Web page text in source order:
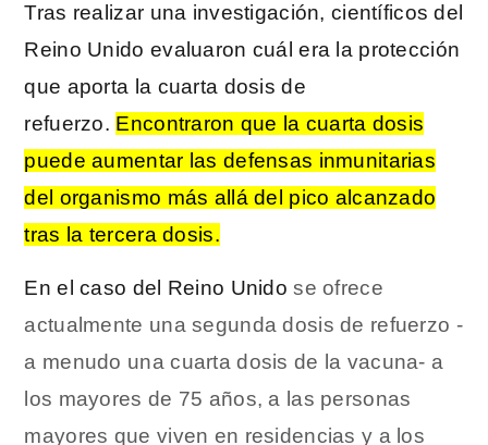
Tras realizar una investigación, científicos del
Reino Unido evaluaron cuál era la protección
que aporta la cuarta dosis de
refuerzo. Encontraron que la cuarta dosis
puede aumentar las defensas inmunitarias
del organismo más allá del pico alcanzado
tras la tercera dosis.
En el caso del Reino Unido se ofrece
actualmente una segunda dosis de refuerzo -
a menudo una cuarta dosis de la vacuna- a
los mayores de 75 años, a las personas
mayores que viven en residencias y a los